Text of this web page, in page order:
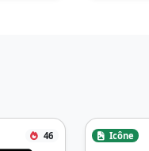
46 Icône